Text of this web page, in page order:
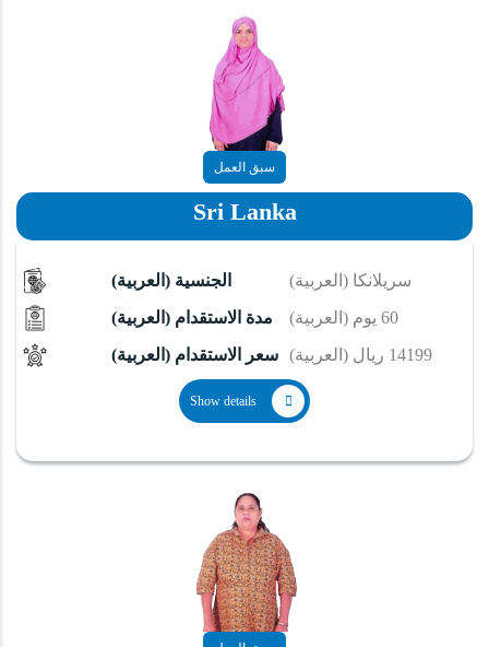
سبق العمل
Sri Lanka
(العربية) الجنسية
(العربية) سريلانكا
(العربية) مدة الاستقدام
(العربية) 60 يوم
(العربية) سعر الاستقدام
(العربية) 14199 ريال
Show details